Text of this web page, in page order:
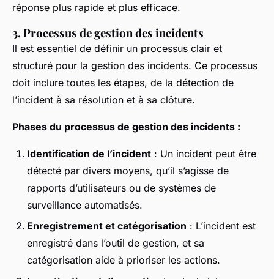
réponse plus rapide et plus efficace.
3. Processus de gestion des incidents
Il est essentiel de définir un processus clair et
structuré pour la gestion des incidents. Ce processus
doit inclure toutes les étapes, de la détection de
l’incident à sa résolution et à sa clôture.
Phases du processus de gestion des incidents :
Identification de l’incident : Un incident peut être
détecté par divers moyens, qu’il s’agisse de
rapports d’utilisateurs ou de systèmes de
surveillance automatisés.
Enregistrement et catégorisation : L’incident est
enregistré dans l’outil de gestion, et sa
catégorisation aide à prioriser les actions.